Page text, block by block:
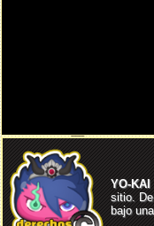
YO-KAI
sitio.
bajo